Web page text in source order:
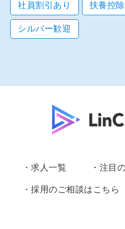
社員割引あり 扶養控
シルバー歓迎
・求人一覧 ・注目
・採用のご相談はこちら